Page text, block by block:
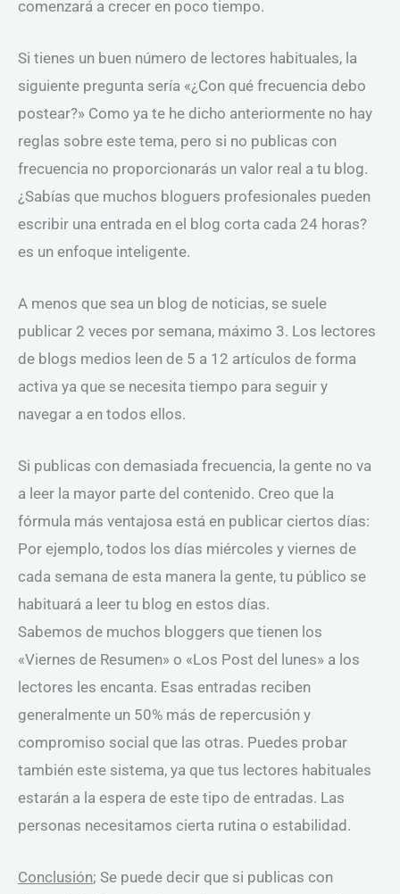
comenzará a crecer en poco tiempo.
Si tienes un buen número de lectores habituales, la
siguiente pregunta sería «¿Con qué frecuencia debo
postear?» Como ya te he dicho anteriormente no hay
reglas sobre este tema, pero si no publicas con
frecuencia no proporcionarás un valor real a tu blog.
¿Sabías que muchos bloguers profesionales pueden
escribir una entrada en el blog corta cada 24 horas?
es un enfoque inteligente.
A menos que sea un blog de noticias, se suele
publicar 2 veces por semana, máximo 3. Los lectores
de blogs medios leen de 5 a 12 artículos de forma
activa ya que se necesita tiempo para seguir y
navegar a en todos ellos.
Si publicas con demasiada frecuencia, la gente no va
a leer la mayor parte del contenido. Creo que la
fórmula más ventajosa está en publicar ciertos días:
Por ejemplo, todos los días miércoles y viernes de
cada semana de esta manera la gente, tu público se
habituará a leer tu blog en estos días.
Sabemos de muchos bloggers que tienen los
«Viernes de Resumen» o «Los Post del lunes» a los
lectores les encanta. Esas entradas reciben
generalmente un 50% más de repercusión y
compromiso social que las otras. Puedes probar
también este sistema, ya que tus lectores habituales
estarán a la espera de este tipo de entradas. Las
personas necesitamos cierta rutina o estabilidad.
Conclusión; Se puede decir que si publicas con